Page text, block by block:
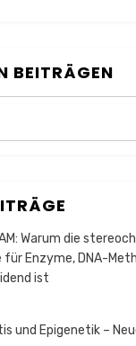
BEITRÄGEN
Warum die
für Enzyme, DNA-
ist
und Epigenetik –